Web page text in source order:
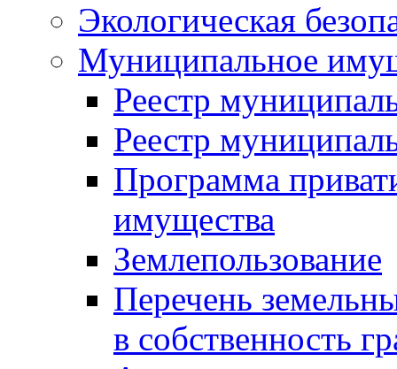
Экологическая
Муниципальное
Реестр
Реестр
Программа
имущества
Землепользование
Перечень
в собственность